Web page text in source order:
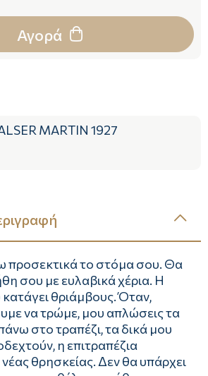
Αγορά
MARTIN 1927
προσεκτικά το στόμα σου. Θα
σου με ευλαβικά χέρια. Η
θριάμβους. Όταν,
να τρώμε, μου απλώσεις τα
στο τραπέζι, τα δικά μου
η επιτραπέζια
θρησκείας. Δεν θα υπάρχει